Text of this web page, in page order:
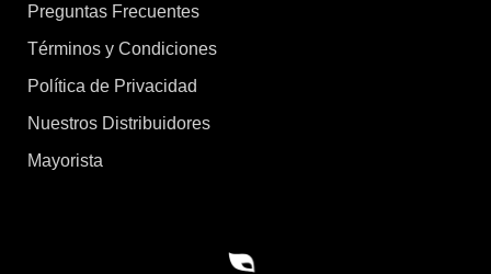
Preguntas Frecuentes
Términos y Condiciones
Política de Privacidad
Nuestros Distribuidores
Mayorista